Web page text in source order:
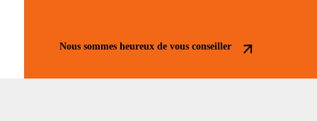
Nous sommes heureux de vous conseiller